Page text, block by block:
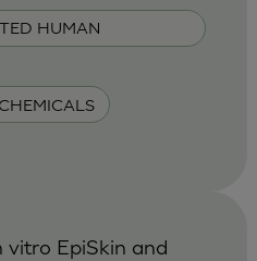
HUMAN
vitro EpiSkin and